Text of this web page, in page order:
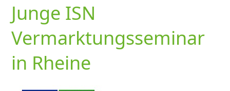
Junge ISN
Vermarktungsseminar
in Rheine